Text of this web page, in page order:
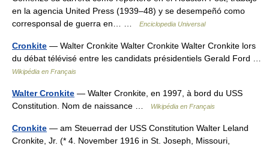
en la agencia United Press (1939–48) y se desempeñó como
corresponsal de guerra en… …
Enciclopedia Universal
Cronkite — Walter Cronkite Walter Cronkite Walter Cronkite lors
du débat télévisé entre les candidats présidentiels Gerald Ford …
Wikipédia en Français
Walter Cronkite — Walter Cronkite, en 1997, à bord du USS
Constitution. Nom de naissance …
Wikipédia en Français
Cronkite — am Steuerrad der USS Constitution Walter Leland
Cronkite, Jr. (* 4. November 1916 in St. Joseph, Missouri,